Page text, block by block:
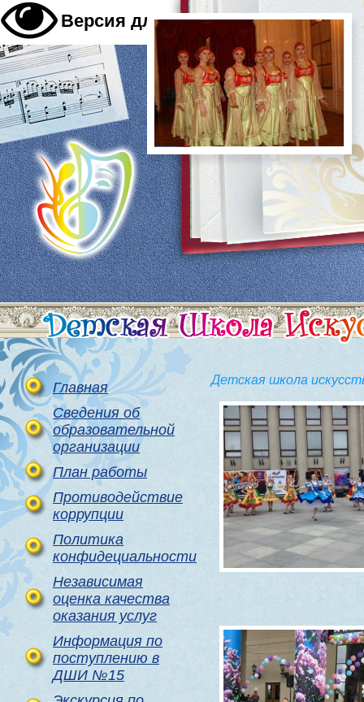
Версия для слабовидящих A A A
Главная
Сведения об
образовательной
организации
План работы
Противодействие
коррупции
Политика
конфидециальности
Независимая
оценка качества
оказания услуг
Информация по
поступлению в
ДШИ №15
Детская школа